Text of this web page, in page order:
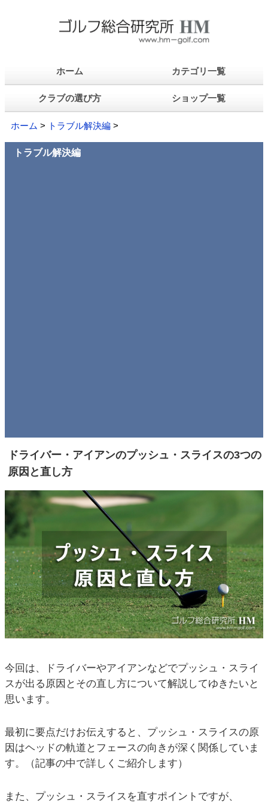
ホーム カテゴリ一覧
クラブの選び方 ショップ一覧
ホーム > トラブル解決編 >
トラブル解決編
ドライバー・アイアンのプッシュ・スライスの3つの
原因と直し方
今回は、ドライバーやアイアンなどでプッシュ・スライ
スが出る原因とその直し方について解説してゆきたいと
思います。
最初に要点だけお伝えすると、プッシュ・スライスの原
因はヘッドの軌道とフェースの向きが深く関係していま
す。（記事の中で詳しくご紹介します）
また、プッシュ・スライスを直すポイントですが、